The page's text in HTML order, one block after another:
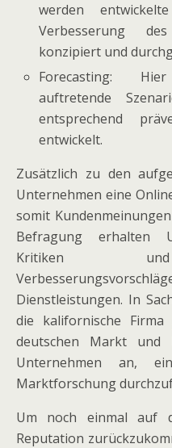
werden
Verbesserung des
konzipiert und
Forecasting:
auftretende
entsprechend
entwickelt.
Zusätzlich zu den
Unternehmen eine
somit
Befragung erhalten
Kritiken und
Dienstleistungen. In
die kalifornische Firma
deutschen Markt
Unternehmen an,
Marktforschung
Um noch einmal auf
Reputation